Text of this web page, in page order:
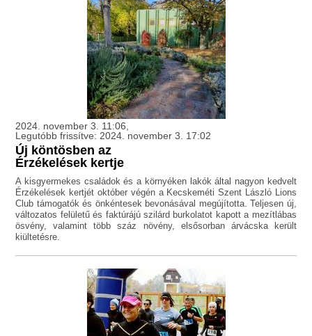
2024. november 3. 11:06,
Legutóbb frissítve: 2024. november 3. 17:02
Új köntösben az
Érzékelések kertje
A kisgyermekes családok és a környéken lakók által nagyon kedvelt
Érzékelések kertjét október végén a Kecskeméti Szent László Lions
Club támogatók és önkéntesek bevonásával megújította. Teljesen új,
változatos felületű és faktúrájú szilárd burkolatot kapott a mezítlábas
ösvény, valamint több száz növény, elsősorban árvácska került
kiültetésre.